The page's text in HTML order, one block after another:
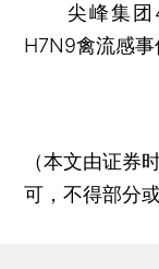
尖峰集团4
H7N9禽流感事
（本文由证券
可，不得部分